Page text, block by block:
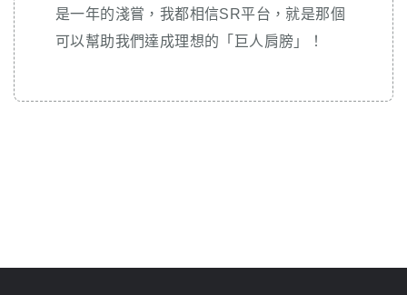
是一年的淺嘗，我都相信SR平台，就是那個
可以幫助我們達成理想的「巨人肩膀」！